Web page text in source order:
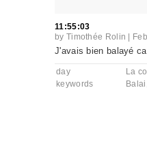
11:55:03
by Timothée Rolin
J'avais bien balayé
day
La
keywords
Balai